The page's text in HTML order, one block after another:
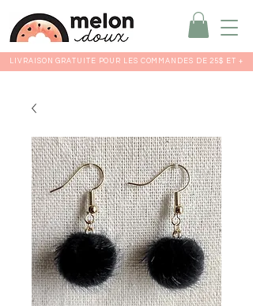
LIVRAISON GRATUITE POUR LES COMMANDES DE 25$ ET +